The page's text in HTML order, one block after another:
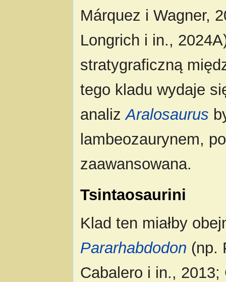
Márquez i Wagner,
Longrich i in.,
stratygraficzną
tego kladu wydaje
analizAralosaurus
lambeozaurynem,
zaawansowana.
Tsintaosaurini
Klad ten miałby
Pararhabdodon (np.
Cabalero i in.,